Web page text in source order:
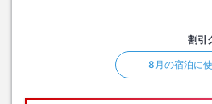
割引
8月の宿泊に